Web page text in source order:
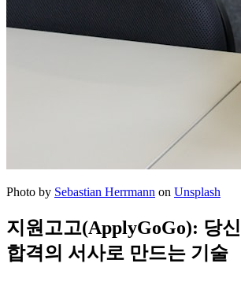
Photo by Sebastian Herrmann on Unsplash
지원고고(ApplyGoGo): 당
합격의 서사로 만드는 기술